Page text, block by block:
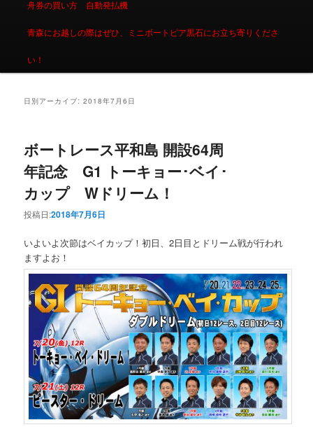
舟券の買い方 自動発払機
青森にお越しの際はぜひ、ミニボートピア黒石にお立ち寄りくださ
い！
日別アーカイブ:2018年7月6日
ボートレース平和島 開設64周
年記念 G1 トーキョー･ベイ･
カップ Wドリーム！
投稿日:2018年7月6日
いよいよ次節はベイカップ！初日、2日目とドリーム戦が行われ
ますよお！